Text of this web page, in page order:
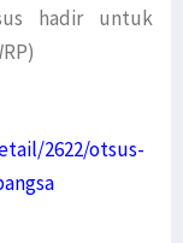
hadir untuk
2622/otsus-